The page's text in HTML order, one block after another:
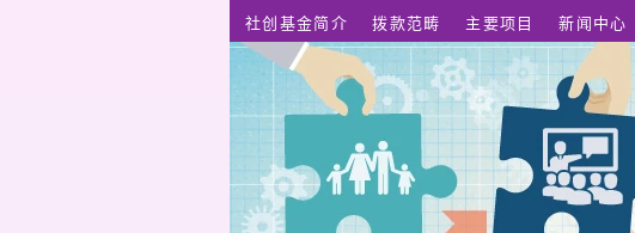
社创基金简介 拨款范畴 主要项目 新闻中心